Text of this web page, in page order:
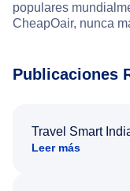
populares
CheapOair, nunca
Publicaciones
Travel Smart
Leer más